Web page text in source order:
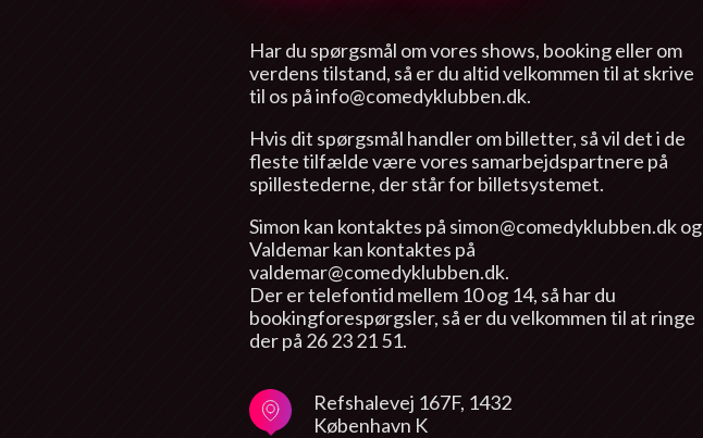
Har du spørgsmål om vores shows, booking eller om
verdens tilstand, så er du altid velkommen til at skrive
til os på info@comedyklubben.dk.
Hvis dit spørgsmål handler om billetter, så vil det i de
fleste tilfælde være vores samarbejdspartnere på
spillestederne, der står for billetsystemet.
Simon kan kontaktes på simon@comedyklubben.dk og
Valdemar kan kontaktes på
valdemar@comedyklubben.dk.
Der er telefontid mellem 10 og 14, så har du
bookingforespørgsler, så er du velkommen til at ringe
der på 26 23 21 51.
Refshalevej 167F, 1432
København K